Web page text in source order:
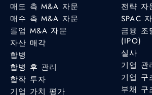
매도 측 M&A 자문
매수 측 M&A 자문
롤업 M&A 자문
자산 매각
합병
합병 후 관리
합작 투자
기업 가치 평가
전략 자
SPAC
금융 조
(IPO)
실사
기업 관
기업 구
부채 구